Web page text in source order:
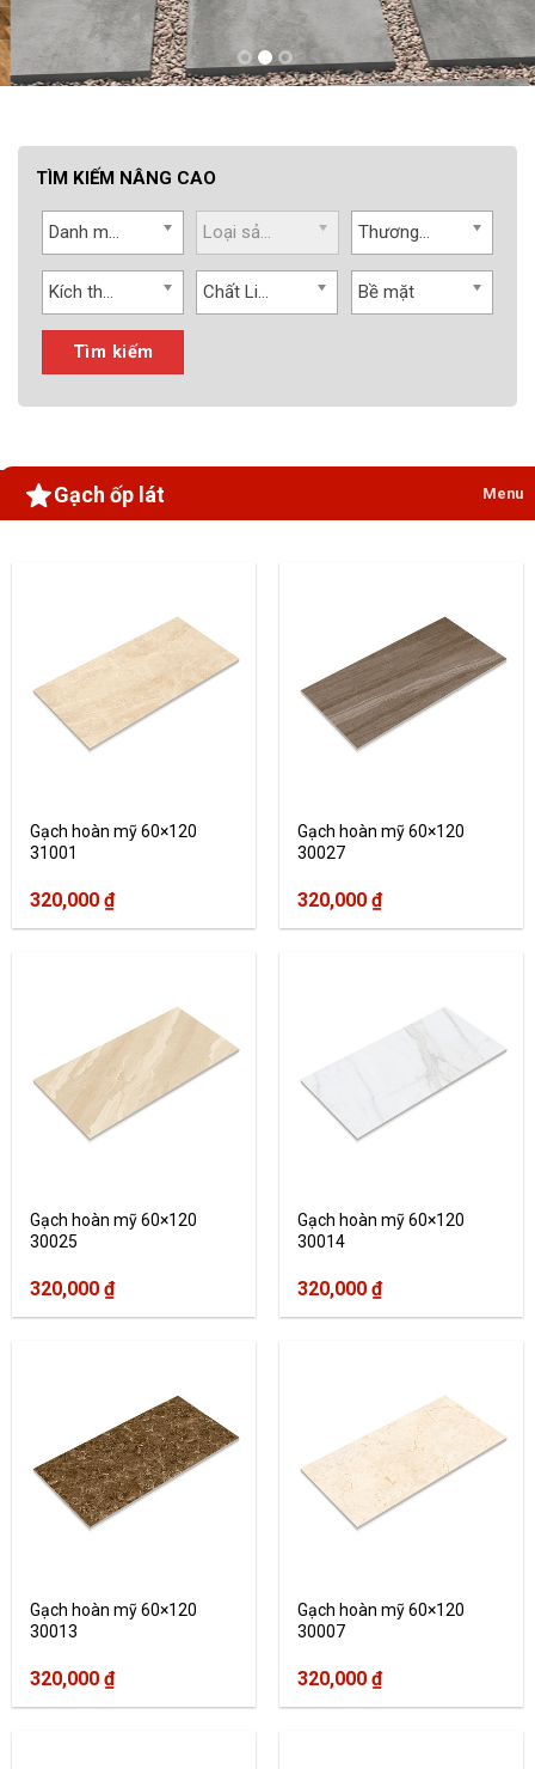
TÌM KIẾM NÂNG CAO
Danh mục Loại sản phẩm Thương hiệu
Kích thước Chất Liệu Bề mặt
Tìm kiếm
Gạch ốp lát Menu
Gạch hoàn mỹ 60×120
31001
320,000 ₫
Gạch hoàn mỹ 60×120
30027
320,000 ₫
Gạch hoàn mỹ 60×120
30025
320,000 ₫
Gạch hoàn mỹ 60×120
30014
320,000 ₫
Gạch hoàn mỹ 60×120
30013
320,000 ₫
Gạch hoàn mỹ 60×120
30007
320,000 ₫